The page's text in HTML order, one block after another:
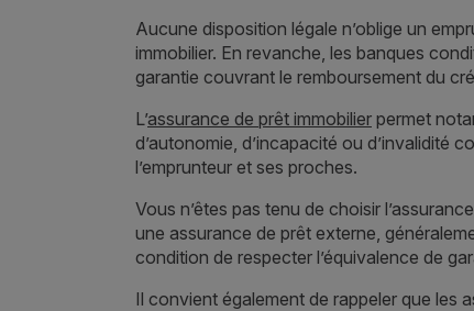
Aucune disposition légale n’oblige un
immobilier. En revanche, les banques
garantie couvrant le remboursement du
L’assurance de prêt immobilier permet
d’autonomie, d’incapacité ou d’invalidité
l’emprunteur et ses proches.
Vous n’êtes pas tenu de choisir
une assurance de prêt externe,
condition de respecter l’équivalence de
Il convient également de rappeler que les